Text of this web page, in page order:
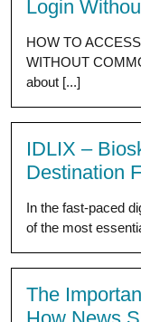
Login
HOW TO
WITHOUT
about [...]
IDLIX –
Destination
In the fast-paced
of the most
The